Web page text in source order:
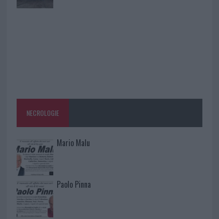
NECROLOGIE
Mario Malu
Paolo Pinna